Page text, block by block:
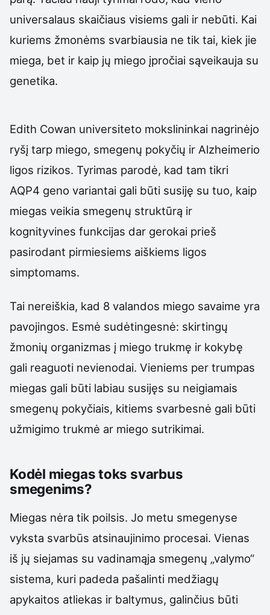
universalaus skaičiaus visiems gali ir nebūti. Kai
kuriems žmonėms svarbiausia ne tik tai, kiek jie
miega, bet ir kaip jų miego įpročiai sąveikauja su
genetika.
Edith Cowan universiteto mokslininkai nagrinėjo
ryšį tarp miego, smegenų pokyčių ir Alzheimerio
ligos rizikos. Tyrimas parodė, kad tam tikri
AQP4 geno variantai gali būti susiję su tuo, kaip
miegas veikia smegenų struktūrą ir
kognityvines funkcijas dar gerokai prieš
pasirodant pirmiesiems aiškiems ligos
simptomams.
Tai nereiškia, kad 8 valandos miego savaime yra
pavojingos. Esmė sudėtingesnė: skirtingų
žmonių organizmas į miego trukmę ir kokybę
gali reaguoti nevienodai. Vieniems per trumpas
miegas gali būti labiau susijęs su neigiamais
smegenų pokyčiais, kitiems svarbesnė gali būti
užmigimo trukmė ar miego sutrikimai.
Kodėl miegas toks svarbus
smegenims?
Miegas nėra tik poilsis. Jo metu smegenyse
vyksta svarbūs atsinaujinimo procesai. Vienas
iš jų siejamas su vadinamąja smegenų „valymo“
sistema, kuri padeda pašalinti medžiagų
apykaitos atliekas ir baltymus, galinčius būti